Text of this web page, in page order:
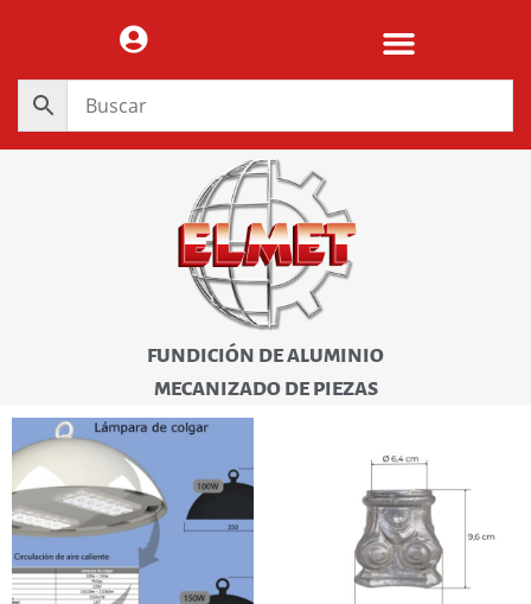
FUNDICIÓN DE ALUMINIO
MECANIZADO DE PIEZAS